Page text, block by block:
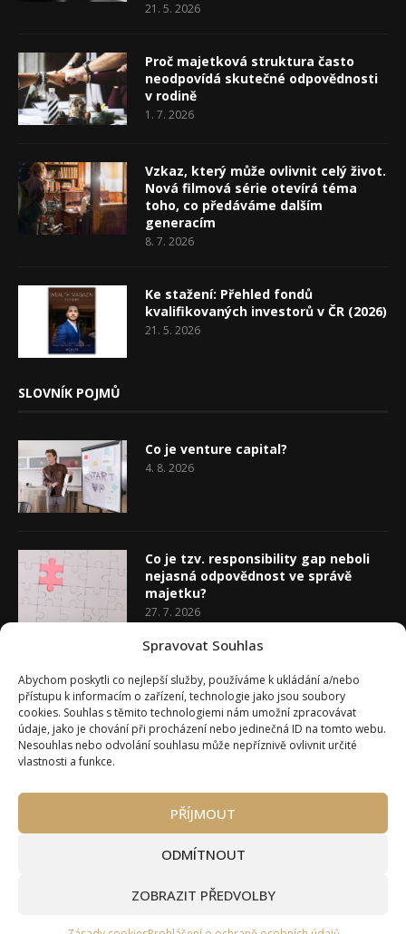
Spravovat Souhlas
Abychom poskytli co nejlepší služby, používáme k ukládání a/nebo
přístupu k informacím o zařízení, technologie jako jsou soubory
cookies. Souhlas s těmito technologiemi nám umožní zpracovávat
údaje, jako je chování při procházení nebo jedinečná ID na tomto webu.
Nesouhlas nebo odvolání souhlasu může nepříznivě ovlivnit určité
vlastnosti a funkce.
PŘÍJMOUT
ODMÍTNOUT
ZOBRAZIT PŘEDVOLBY
21. 5. 2026
Proč majetková struktura často
neodpovídá skutečné odpovědnosti
v rodině
1. 7. 2026
Vzkaz, který může ovlivnit celý život.
Nová filmová série otevírá téma
toho, co předáváme dalším
generacím
8. 7. 2026
Ke stažení: Přehled fondů
kvalifikovaných investorů v ČR (2026)
21. 5. 2026
SLOVNÍK POJMŮ
Co je venture capital?
4. 8. 2026
Co je tzv. responsibility gap neboli
nejasná odpovědnost ve správě
majetku?
27. 7. 2026
20. 7. 2026
O Wealth Magazínu Můj účet
Kontakty
Máte zájem o spolupráci?
Pravidla používání webu wmag.cz
Ke stažení (partneři a autoři)
© 2020 - 2026 Wealth Magazín - Wealth Magazín s.r.o.